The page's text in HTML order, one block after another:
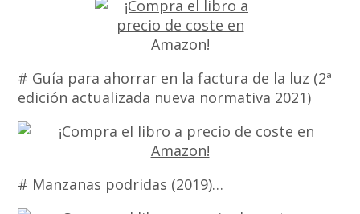
# Guía para ahorrar en la factura de la luz (2ª
edición actualizada nueva normativa 2021)
# Manzanas podridas (2019)…